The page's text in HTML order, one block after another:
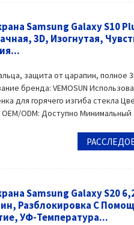
Samsung Galaxy S10
3D, Изогнутая,
защита от царапин, полное
бренда: VEMOSUN
для горячего изгиба стекла
ODM: Доступно Минимальный
Samsung Galaxy S20
Разблокировка С
УФ-Температура...